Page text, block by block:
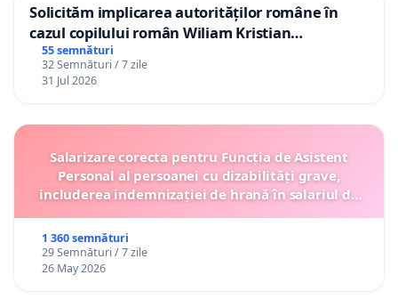
Solicităm implicarea autorităților române în
cazul copilului român Wiliam Kristian
Gheorghe, aflat în plasament în Danemarca de
12 ani
55 semnături
32 Semnături / 7 zile
31 Jul 2026
Salarizare corecta pentru Funcția de Asistent
Personal al persoanei cu dizabilități grave,
includerea indemnizației de hrană în salariul de
1 360 semnături
29 Semnături / 7 zile
26 May 2026